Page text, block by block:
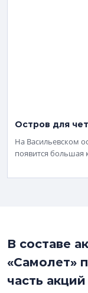
Остров для
На Васильевском
появится большая
В составе
«Самолет»
часть